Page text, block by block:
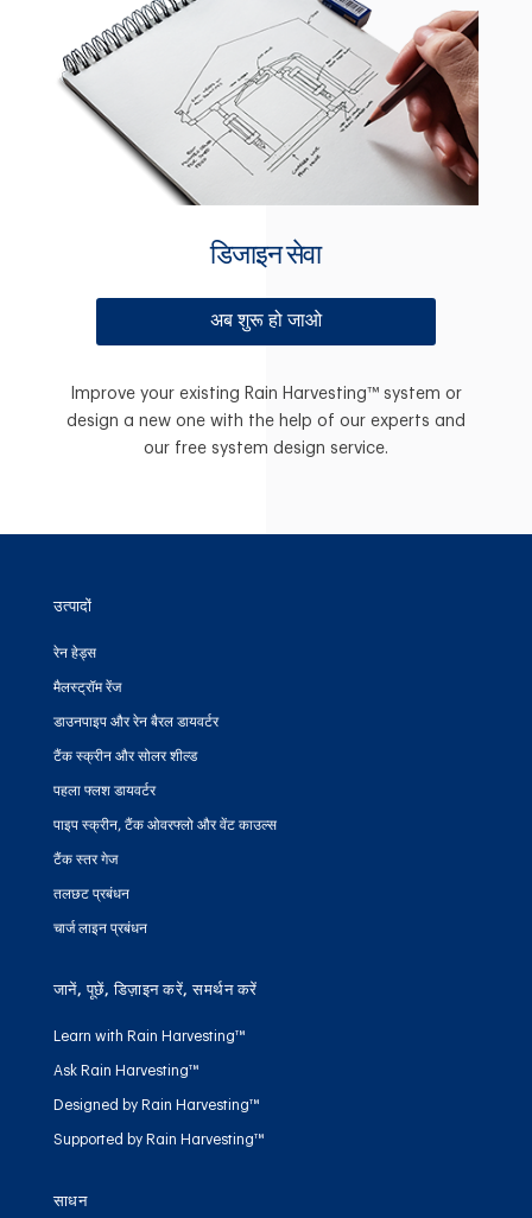
डिजाइन सेवा
अब शुरू हो जाओ
Improve your existing Rain Harvesting™ system or
design a new one with the help of our experts and
our free system design service.
उत्पादों
रेन हेड्स
मैलस्ट्रॉम रेंज
डाउनपाइप और रेन बैरल डायवर्टर
टैंक स्क्रीन और सोलर शील्ड
पहला फ्लश डायवर्टर
पाइप स्क्रीन, टैंक ओवरफ्लो और वेंट काउल्स
टैंक स्तर गेज
तलछट प्रबंधन
चार्ज लाइन प्रबंधन
जानें, पूछें, डिज़ाइन करें, समर्थन करें
Learn with Rain Harvesting™
Ask Rain Harvesting™
Designed by Rain Harvesting™
Supported by Rain Harvesting™
साधन